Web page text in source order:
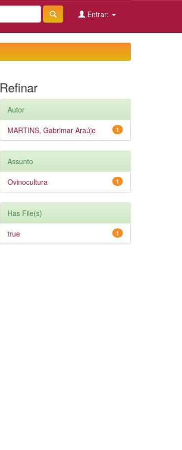
Entrar:
Refinar
Autor
1
MARTINS, Gabrimar Araújo
Assunto
1
Ovinocultura
Has File(s)
1
true